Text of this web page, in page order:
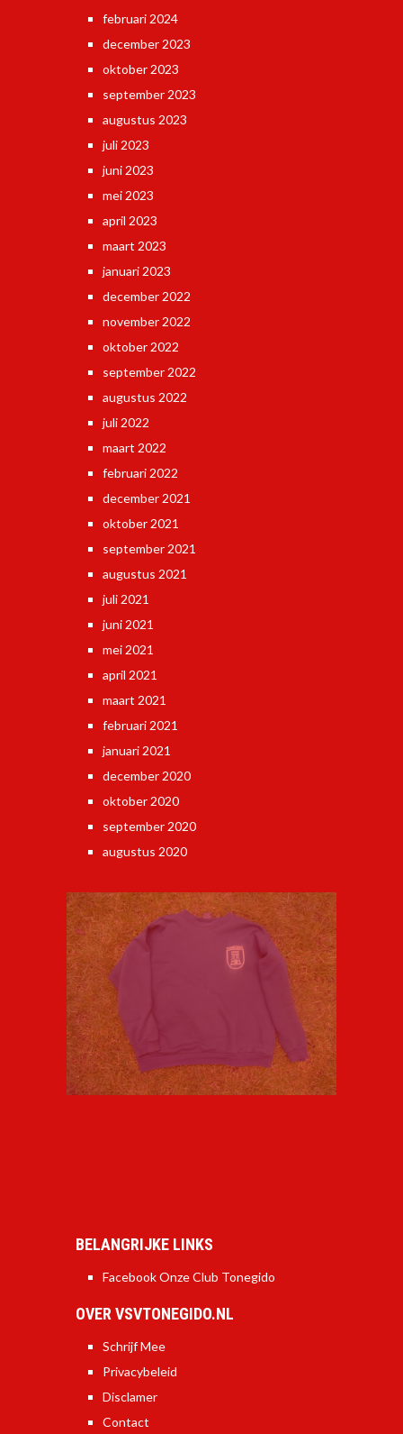
februari 2024
december 2023
oktober 2023
september 2023
augustus 2023
juli 2023
juni 2023
mei 2023
april 2023
maart 2023
januari 2023
december 2022
november 2022
oktober 2022
september 2022
augustus 2022
juli 2022
maart 2022
februari 2022
december 2021
oktober 2021
september 2021
augustus 2021
juli 2021
juni 2021
mei 2021
april 2021
maart 2021
februari 2021
januari 2021
december 2020
oktober 2020
september 2020
augustus 2020
BELANGRIJKE LINKS
Facebook Onze Club Tonegido
OVER VSVTONEGIDO.NL
Schrijf Mee
Privacybeleid
Disclamer
Contact